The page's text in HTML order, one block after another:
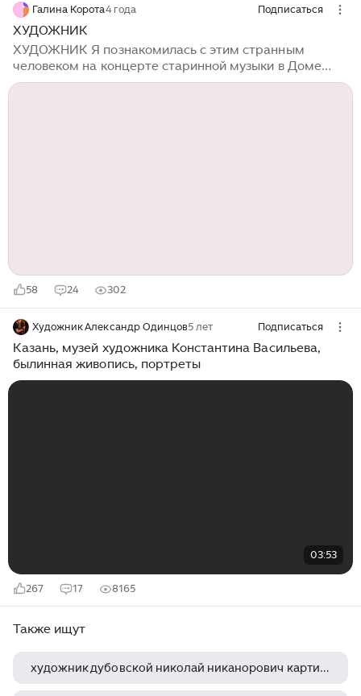
Галина Корота4 года Подписаться
ХУДОЖНИК
ХУДОЖНИК Я познакомилась с этим странным
человеком на концерте старинной музыки в Доме
учёных. Было это в 90-х годах. В небольшом зале
58 24 302
Художник Александр Одинцов5 лет Подписаться
Казань, музей художника Константина Васильева,
былинная живопись, портреты
03:53
267 17 8165
Также ищут
художник дубовской николай никанорович картины зимние пейзажи